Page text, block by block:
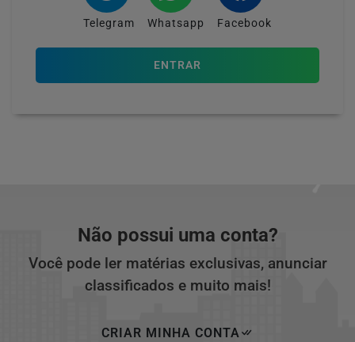
Telegram Whatsapp Facebook
ENTRAR
Não possui uma conta?
Você pode ler matérias exclusivas, anunciar
classificados e muito mais!
CRIAR MINHA CONTA